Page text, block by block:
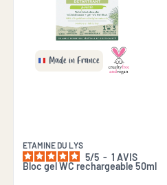
Made in France
ETAMINE DU LYS
5/5 - 1 AVIS
Bloc gel WC rechargeable 50ml